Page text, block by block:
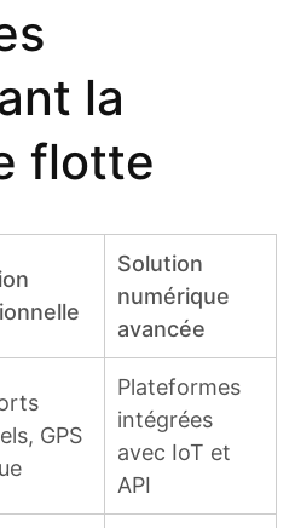
la
flotte
Solution
numérique
avancée
GPS
Plateformes
intégrées
avec IoT et
API